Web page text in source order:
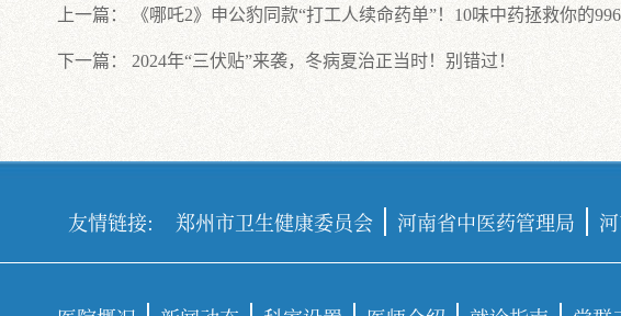
上一篇： 《哪吒2》申公豹同款“打工人续命药单”！10味中药拯救你的
下一篇： 2024年“三伏贴”来袭，冬病夏治正当时！别错过！
友情链接: 郑州市卫生健康委员会 河南省中医药管理局